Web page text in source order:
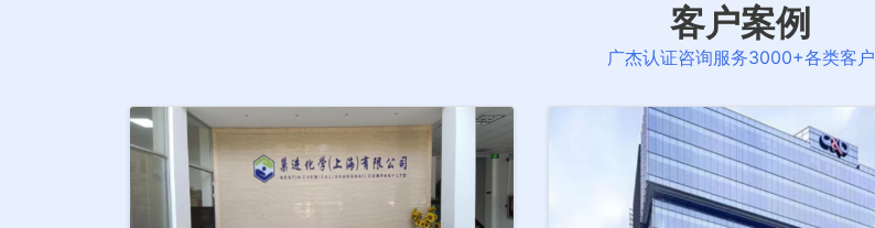
客户案例
广杰认证咨询服务3000+各类客户